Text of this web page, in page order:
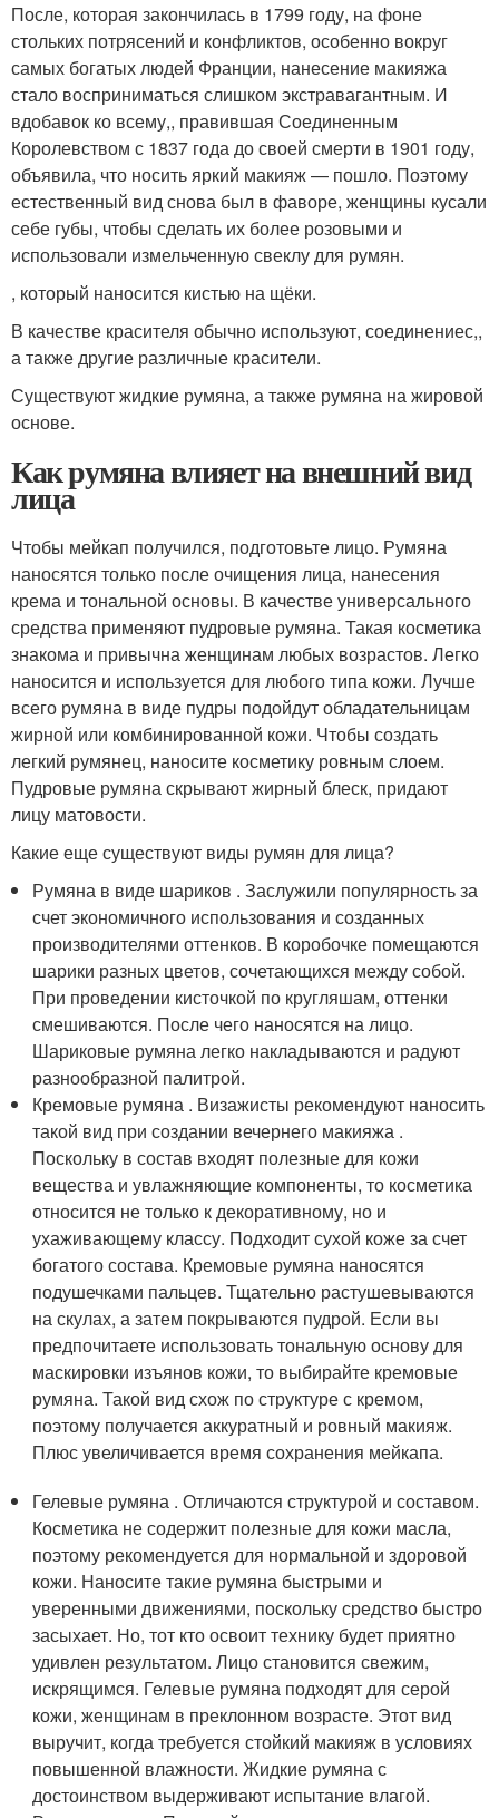
После, которая закончилась в 1799 году, на фоне
стольких потрясений и конфликтов, особенно вокруг
самых богатых людей Франции, нанесение макияжа
стало восприниматься слишком экстравагантным. И
вдобавок ко всему,, правившая Соединенным
Королевством с 1837 года до своей смерти в 1901 году,
объявила, что носить яркий макияж — пошло. Поэтому
естественный вид снова был в фаворе, женщины кусали
себе губы, чтобы сделать их более розовыми и
использовали измельченную свеклу для румян.
, который наносится кистью на щёки.
В качестве красителя обычно используют, соединениес,,
а также другие различные красители.
Существуют жидкие румяна, а также румяна на жировой
основе.
Как румяна влияет на внешний вид
лица
Чтобы мейкап получился, подготовьте лицо. Румяна
наносятся только после очищения лица, нанесения
крема и тональной основы. В качестве универсального
средства применяют пудровые румяна. Такая косметика
знакома и привычна женщинам любых возрастов. Легко
наносится и используется для любого типа кожи. Лучше
всего румяна в виде пудры подойдут обладательницам
жирной или комбинированной кожи. Чтобы создать
легкий румянец, наносите косметику ровным слоем.
Пудровые румяна скрывают жирный блеск, придают
лицу матовости.
Какие еще существуют виды румян для лица?
Румяна в виде шариков . Заслужили популярность за
счет экономичного использования и созданных
производителями оттенков. В коробочке помещаются
шарики разных цветов, сочетающихся между собой.
При проведении кисточкой по кругляшам, оттенки
смешиваются. После чего наносятся на лицо.
Шариковые румяна легко накладываются и радуют
разнообразной палитрой.
Кремовые румяна . Визажисты рекомендуют наносить
такой вид при создании вечернего макияжа .
Поскольку в состав входят полезные для кожи
вещества и увлажняющие компоненты, то косметика
относится не только к декоративному, но и
ухаживающему классу. Подходит сухой коже за счет
богатого состава. Кремовые румяна наносятся
подушечками пальцев. Тщательно растушевываются
на скулах, а затем покрываются пудрой. Если вы
предпочитаете использовать тональную основу для
маскировки изъянов кожи, то выбирайте кремовые
румяна. Такой вид схож по структуре с кремом,
поэтому получается аккуратный и ровный макияж.
Плюс увеличивается время сохранения мейкапа.
Гелевые румяна . Отличаются структурой и составом.
Косметика не содержит полезные для кожи масла,
поэтому рекомендуется для нормальной и здоровой
кожи. Наносите такие румяна быстрыми и
уверенными движениями, поскольку средство быстро
засыхает. Но, тот кто освоит технику будет приятно
удивлен результатом. Лицо становится свежим,
искрящимся. Гелевые румяна подходят для серой
кожи, женщинам в преклонном возрасте. Этот вид
выручит, когда требуется стойкий макияж в условиях
повышенной влажности. Жидкие румяна с
достоинством выдерживают испытание влагой.